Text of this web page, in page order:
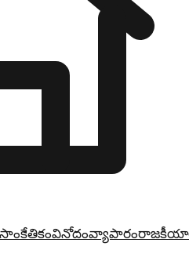
సాంకేతికంవినోదంవ్యాపారం